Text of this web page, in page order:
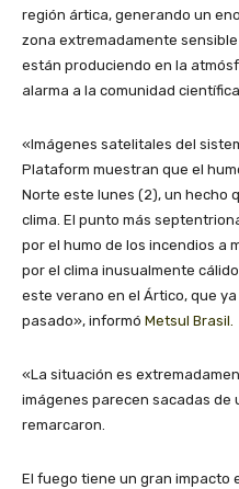
región ártica, generando un
zona extremadamente
están produciendo en la
alarma a la comunidad
«Imágenes satelitales del
Plataform muestran que el
Norte este lunes (2), un hecho
clima. El punto más
por el humo de los incendios a
por el clima inusualmente
este verano en el Ártico, que
pasado», informó Metsul Brasil.
«La situación es
imágenes parecen sacadas
remarcaron.
El fuego tiene un gran impacto